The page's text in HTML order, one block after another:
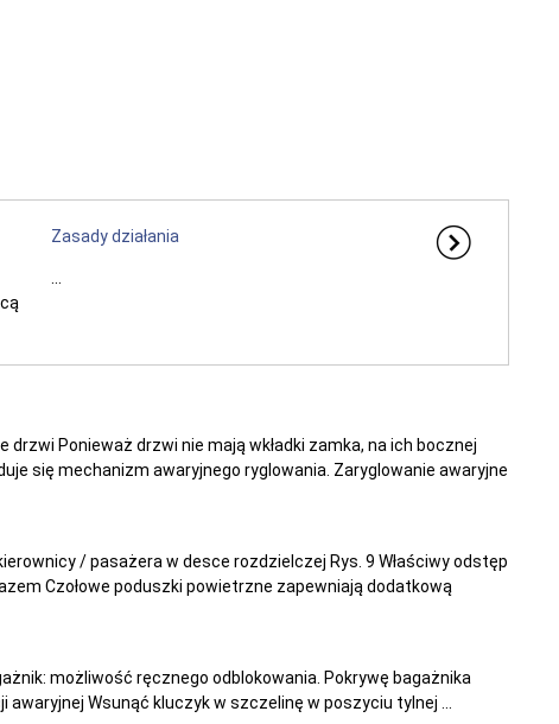
Zasady działania
drzwi Ponieważ drzwi nie mają wkładki zamka, na ich bocznej
się mechanizm awaryjnego ryglowania. Zaryglowanie awaryjne
/ pasażera w desce rozdzielczej Rys. 9 Właściwy odstęp
Czołowe poduszki powietrzne zapewniają dodatkową
możliwość ręcznego odblokowania. Pokrywę bagażnika
Wsunąć kluczyk w szczelinę w poszyciu tylnej ...